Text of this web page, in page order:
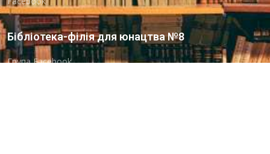
Бібліотека-філія для юнацтва №8
Група Facebook